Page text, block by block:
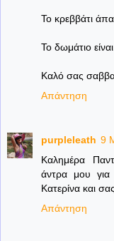
Το κρεββάτι
Το δωμάτιο
Καλό σας
Απάντηση
purpleleath 9
Καλημέρα
άντρα μου για
Κατερίνα και
Απάντηση